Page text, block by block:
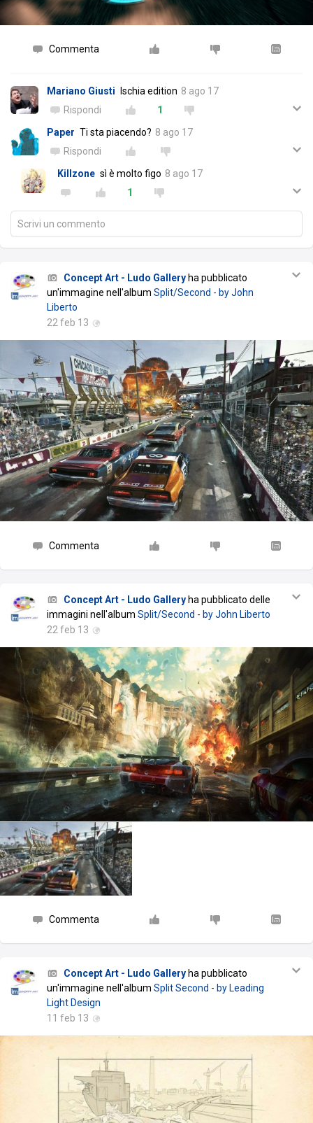
Commenta
Mariano Giusti Ischia edition 8 ago 17
Rispondi
1
Paper Ti sta piacendo? 8 ago 17
Rispondi
Killzone sì è molto figo 8 ago 17
1
Scrivi un commento
Concept Art - Ludo Galleryha pubblicato
un'immagine nell'album Split/Second - by John
Liberto
22 feb 13
Commenta
Concept Art - Ludo Galleryha pubblicato delle
immagini nell'album Split/Second - by John Liberto
22 feb 13
Commenta
Concept Art - Ludo Galleryha pubblicato
un'immagine nell'album Split Second - by Leading
Light Design
11 feb 13